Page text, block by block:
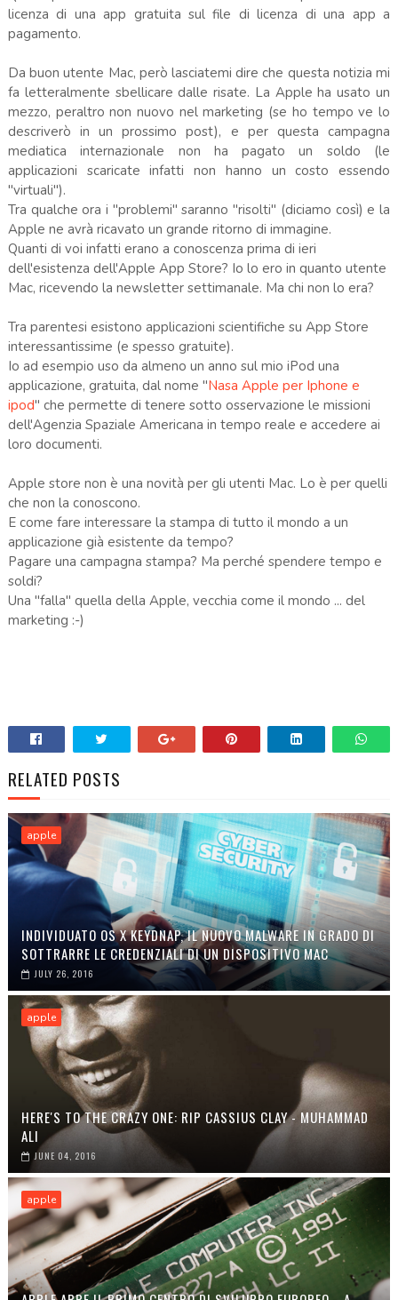
licenza di una app gratuita sul file di licenza di una app a
pagamento.
Da buon utente Mac, però lasciatemi dire che questa notizia mi
fa letteralmente sbellicare dalle risate. La Apple ha usato un
mezzo, peraltro non nuovo nel marketing (se ho tempo ve lo
descriverò in un prossimo post), e per questa campagna
mediatica internazionale non ha pagato un soldo (le
applicazioni scaricate infatti non hanno un costo essendo
"virtuali").
Tra qualche ora i "problemi" saranno "risolti" (diciamo così) e la
Apple ne avrà ricavato un grande ritorno di immagine.
Quanti di voi infatti erano a conoscenza prima di ieri
dell'esistenza dell'Apple App Store? Io lo ero in quanto utente
Mac, ricevendo la newsletter settimanale. Ma chi non lo era?
Tra parentesi esistono applicazioni scientifiche su App Store
interessantissime (e spesso gratuite).
Io ad esempio uso da almeno un anno sul mio iPod una
applicazione, gratuita, dal nome "Nasa Apple per Iphone e
ipod" che permette di tenere sotto osservazione le missioni
dell'Agenzia Spaziale Americana in tempo reale e accedere ai
loro documenti.
Apple store non è una novità per gli utenti Mac. Lo è per quelli
che non la conoscono.
E come fare interessare la stampa di tutto il mondo a un
applicazione già esistente da tempo?
Pagare una campagna stampa? Ma perché spendere tempo e
soldi?
Una "falla" quella della Apple, vecchia come il mondo ... del
marketing :-)
RELATED POSTS
apple
INDIVIDUATO OS X KEYDNAP, IL NUOVO MALWARE IN GRADO DI
SOTTRARRE LE CREDENZIALI DI UN DISPOSITIVO MAC
JULY 26, 2016
apple
HERE'S TO THE CRAZY ONE: RIP CASSIUS CLAY - MUHAMMAD
ALI
JUNE 04, 2016
apple